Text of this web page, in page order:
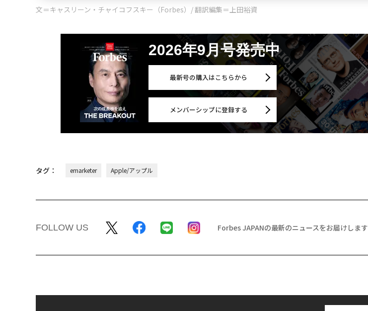
文＝キャスリーン・チャイコフスキー（Forbes）/ 翻訳編集＝上田裕資
2026年9月号発売中
最新号の購入はこちらから
メンバーシップに登録する
タグ： emarketer Apple/アップル
FOLLOW US Forbes JAPANの最新のニュースをお届けします